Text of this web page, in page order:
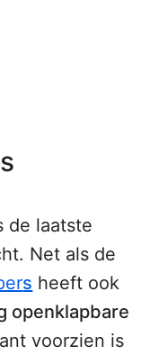
de laatste
Net als de
s heeft ook
openklapbare
voorzien is